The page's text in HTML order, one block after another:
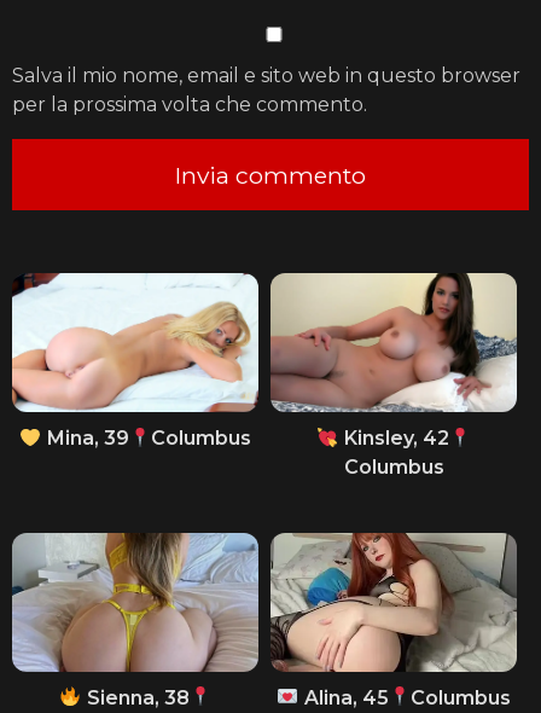
Salva il mio nome, email e sito web in questo browser
per la prossima volta che commento.
Mina, 39 Columbus
Kinsley, 42
Columbus
Sienna, 38
Alina, 45 Columbus